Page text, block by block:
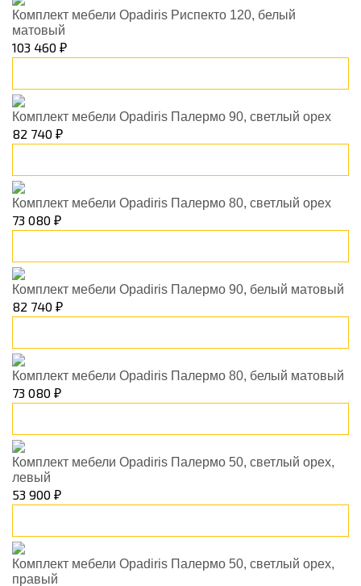
Комплект мебели Opadiris Риспекто 120, белый
матовый
103 460 ₽
Комплект мебели Opadiris Палермо 90, светлый орех
82 740 ₽
Комплект мебели Opadiris Палермо 80, светлый орех
73 080 ₽
Комплект мебели Opadiris Палермо 90, белый матовый
82 740 ₽
Комплект мебели Opadiris Палермо 80, белый матовый
73 080 ₽
Комплект мебели Opadiris Палермо 50, светлый орех,
левый
53 900 ₽
Комплект мебели Opadiris Палермо 50, светлый орех,
правый